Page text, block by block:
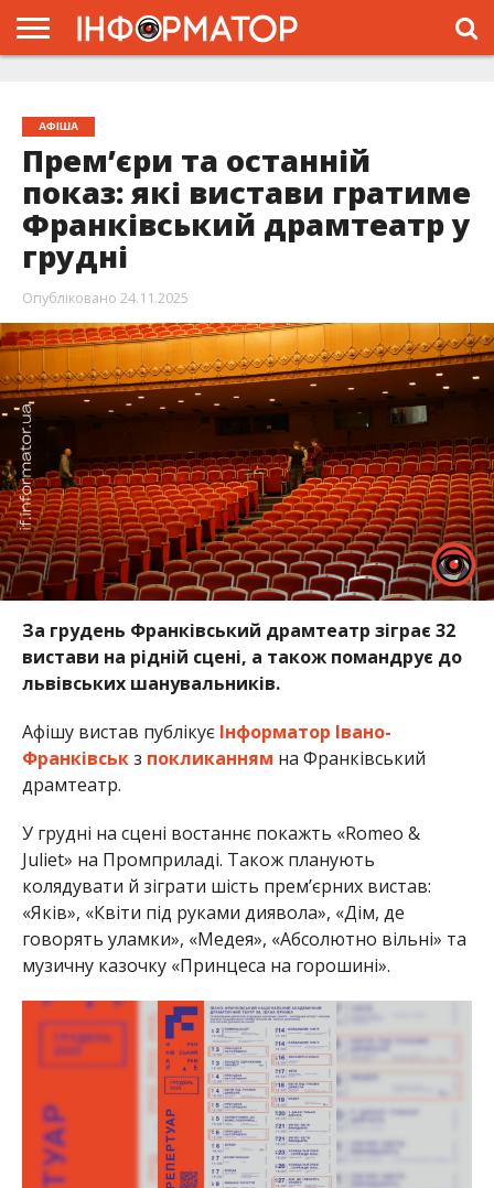
АФІША
Премʼєри та останній
показ: які вистави гратиме
Франківський драмтеатр у
грудні
Опубліковано 24.11.2025
За грудень Франківський драмтеатр зіграє 32
вистави на рідній сцені, а також помандрує до
львівських шанувальників.
Афішу вистав публікує Інформатор Івано-
Франківськз покликанням на Франківський
драмтеатр.
У грудні на сцені востаннє покажть «Romeo &
Juliet» на Промприладі. Також планують
колядувати й зіграти шість прем’єрних вистав:
«Яків», «Квіти під руками диявола», «Дім, де
говорять уламки», «Медея», «Абсолютно вільні» та
музичну казочку «Принцеса на горошині».